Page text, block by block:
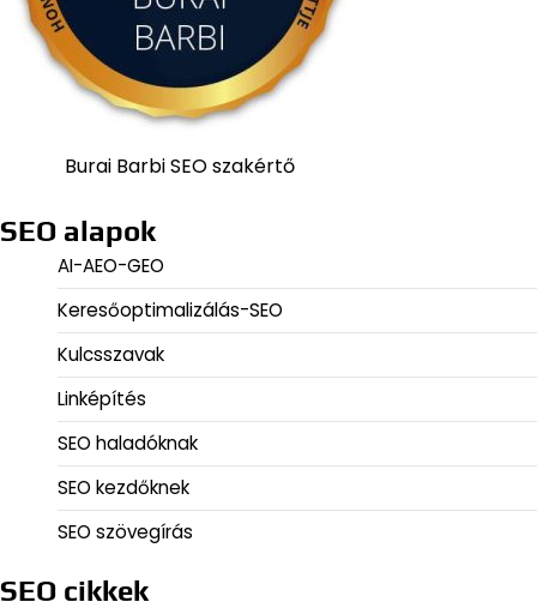
Burai Barbi SEO szakértő
SEO alapok
AI-AEO-GEO
Keresőoptimalizálás-SEO
Kulcsszavak
Linképítés
SEO haladóknak
SEO kezdőknek
SEO szövegírás
SEO cikkek